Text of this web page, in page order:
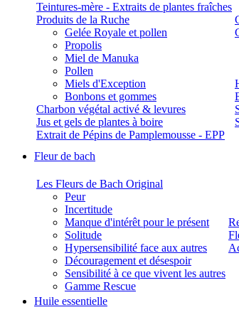
Teintures-mère - Extraits de plantes fraîches
Produits de la Ruche
Gelée Royale et pollen
Propolis
Miel de Manuka
Pollen
Miels d'Exception
Bonbons et gommes
Charbon végétal activé & levures
Jus et gels de plantes à boire
Extrait de Pépins de Pamplemousse - EPP
Fleur de bach
Les Fleurs de Bach Original
Peur
Incertitude
Manque d'intérêt pour le présent
Solitude
Hypersensibilité face aux autres
Découragement et désespoir
Sensibilité à ce que vivent les autres
Gamme Rescue
Huile essentielle